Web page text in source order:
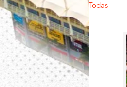
Todas